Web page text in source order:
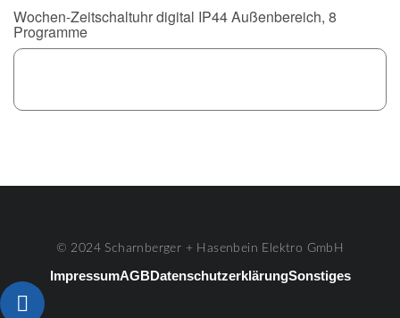
Wochen-Zeitschaltuhr digital IP44 Außenbereich, 8
Programme
© 2024 Scharnberger + Hasenbein Elektro GmbH
ImpressumAGBDatenschutzerklärungSonstiges